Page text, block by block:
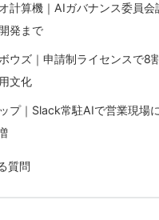
計算機｜AIガバナンス委員会
発まで
ウズ｜申請制ライセンスで8
文化
プ｜Slack常駐AIで営業現場
質問